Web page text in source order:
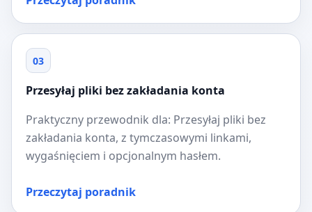
03
Przesyłaj pliki bez zakładania konta
Praktyczny przewodnik dla: Przesyłaj pliki bez
zakładania konta, z tymczasowymi linkami,
wygaśnięciem i opcjonalnym hasłem.
Przeczytaj poradnik